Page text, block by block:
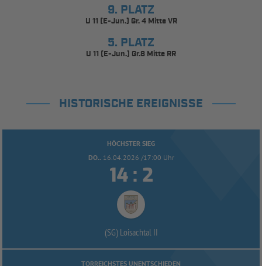
9. PLATZ
U 11 (E-Jun.) Gr. 4 Mitte VR
5. PLATZ
U 11 (E-Jun.) Gr.8 Mitte RR
HISTORISCHE EREIGNISSE
HÖCHSTER SIEG
DO.. 16.04.2026 /17:00 Uhr
 : 
(SG) Loisachtal II
TORREICHSTES UNENTSCHIEDEN